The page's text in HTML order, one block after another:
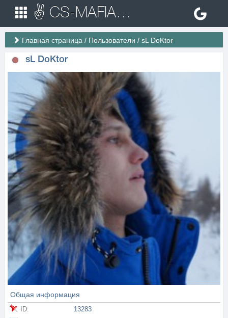
✌ CS-MAFIA.RU ✌ Игровые сервера Counter Strike 1.6
Главная страница / Пользователи / sL DoKtor
sL DoKtor
Общая информация
ID:
13283